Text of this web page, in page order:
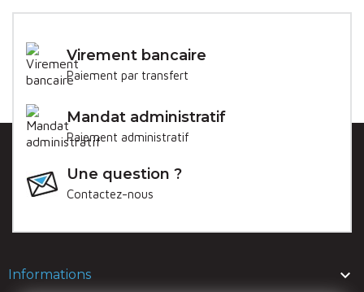
Virement bancaire
Paiement par transfert
Mandat administratif
Paiement administratif
Une question ?
Contactez-nous
Informations 